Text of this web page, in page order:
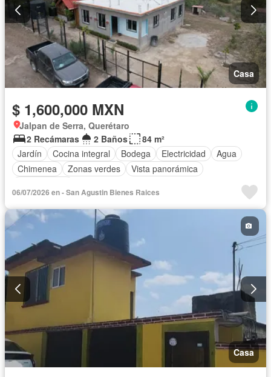
Casa
$ 1,600,000 MXN
Jalpan de Serra, Querétaro
2 Recámaras
2 Baños
84 m²
Jardín
Cocina integral Bodega Electricidad
Agua
Chimenea
Zonas verdes
Vista panorámica
06/07/2026 en - San Agustin Bienes Raices
Casa